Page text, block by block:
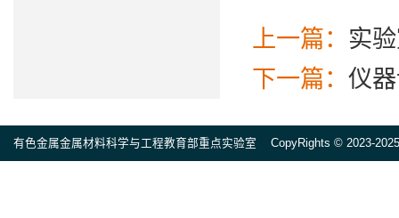
上一篇： 实
下一篇： 仪
有色金属金属材料科学与工程教育部重点实验室 CopyRights © 2023-